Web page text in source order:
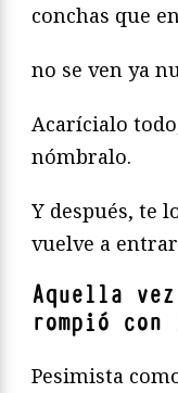
conchas que
no se ven ya
Acarícialo
nómbralo.
Y después, te
vuelve a
Aquella
rompió con
Pesimista